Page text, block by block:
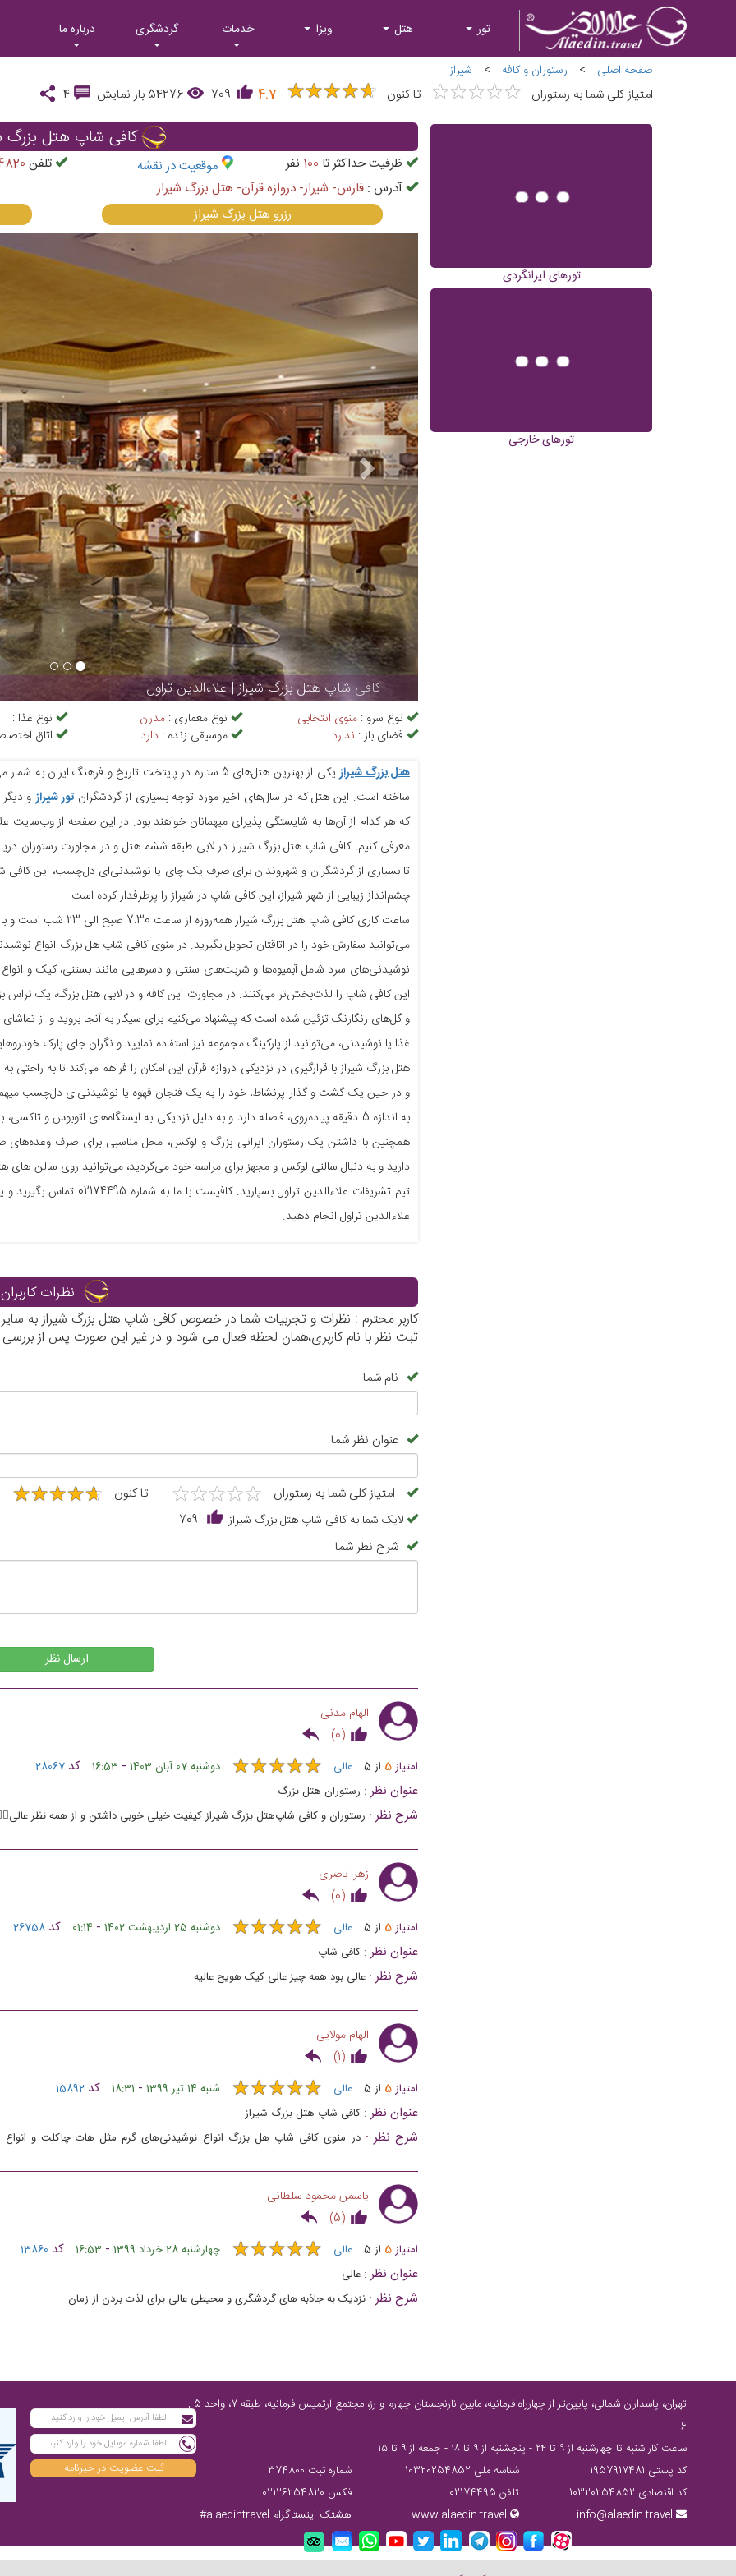
تور هتل ویزا خدمات گردشگری درباره ما
صفحه اصلی > رستوران و کافه > شیراز
امتیاز کلی شما به رستوران ★★★★★
★★★★★ تا کنون ★★★★★
★★★★★
4.7
709
54276بار نمایش 4
تورهای ایرانگردی
تورهای خارجی
کافی شاپ هتل بزرگ
ظرفیت حداکثر تا 100 نفر موقعیت در نقشه تلفن
آدرس : فارس- شيراز- دروازه قرآن- هتل بزرگ شيراز
رزرو هتل بزرگ شیراز
کافی شاپ هتل بزرگ شیراز | علاءالدین تراول
نوع سرو : منوی انتخابی نوع معماری : مدرن
نوع غذا :
فضای باز : ندارد موسیقی زنده : دارد
اتاق
هتل بزرگ شیراز
یکی از بهترین هتل‌های 5 ستاره در پایتخت تاریخ و
ساخته است. این هتل که در سال‌های اخیر مورد توجه بسیاری از گردشگران تور شیرازو دیگر
که هر کدام از آن‌ها به شایستگی پذیرای میهمانان خواهند بود. در این صفحه از وب‌سایت
معرفی کنیم. کافی شاپ هتل بزرگ شیراز در لابی طبقه ششم هتل و در مجاورت رستوران
تا بسیاری از گردشگران و شهروندان برای صرف یک چای یا نوشیدنی‌ای دل‌چسب، این کافی
چشم‌انداز زیبایی از شهر شیراز، این کافی شاپ در شیراز را پرطرفدار کرده است.
می‌توانید سفارش خود را در اتاقتان تحویل بگیرید. در منوی کافی شاپ هل بزرگ انواع
نوشیدنی‌های سرد شامل آبمیوه‌ها و شربت‌های سنتی و دسرهایی مانند بستنی، کیک و
این کافی شاپ را لذت‌بخش‌تر می‌کنند. در مجاورت این کافه و در لابی هتل بزرگ، یک تراس
و گل‌های رنگارنگ تزئین شده است که پیشنهاد می‌کنیم برای سیگار به آنجا بروید و از
غذا یا نوشیدنی، می‌توانید از پارکینگ مجموعه نیز استفاده نمایید و نگران جای پارک
هتل بزرگ شیراز با قرارگیری در نزدیکی دروازه قرآن این امکان را فراهم می‌کند تا به
و در حین یک گشت و گذار پرنشاط، خود را به یک فنجان قهوه یا نوشیدنی‌ای دل‌چسب
به اندازه 5 دقیقه پیاده‌روی، فاصله دارد و به دلیل نزدیکی به ایستگاه‌های اتوبوس
همچنین با داشتن یک رستوران ایرانی بزرگ و لوکس، محل مناسبی برای صرف وعده‌های
دارید و به دنبال سالنی لوکس و مجهز برای مراسم خود می‌گردید، می‌توانید روی سالن های
تیم تشریفات علاءالدین
علاءالدین تراول انجام دهید.
نظرات کاربران
کاربر محترم : نظرات و تجربیات شما در خصوص کافی شاپ هتل بزرگ شیراز به
ثبت نظر با نام کاربری،همان لحظه فعال می شود و در غیر این صورت پس از
نام شما
عنوان نظر شما
امتیاز کلی شما به رستوران ★★★★★
★★★★★ تا کنون ★★★★★
★★★★★
لایک شما به کافی شاپ هتل بزرگ شیراز 709
شرح نظر شما
ارسال نظر
الهام مدنی
(
0
)
امتیاز5 از 5 عالی ★★★★★
★★★★★ دوشنبه 07 آبان 1403 -
16:53 کد 28067
عنوان نظر : رستوران هتل بزرگ
شرح نظر : رستوران و کافی شاپ‌هتل بزرگ شیراز کیفیت خیلی خوبی داشتن و از همه نظر
زهرا باصری
(
0
)
امتیاز5 از 5 عالی ★★★★★
★★★★★ دوشنبه 25 اردیبهشت 1402 -
01:14 کد 26758
عنوان نظر : کافی شاپ‌
شرح نظر : عالی بود همه چیز عالی کیک هویج عالیه
الهام مولایی
(
1
)
امتیاز5 از 5 عالی ★★★★★
★★★★★ شنبه 14 تیر 1399 -
18:31 کد 15892
عنوان نظر : کافی شاپ هتل بزرگ شیراز
شرح نظر : در منوی کافی شاپ هل بزرگ انواع نوشیدنی‌های گرم مثل هات چاکلت و انواع
یاسمن محمود سلطانی
(
5
)
امتیاز5 از 5 عالی ★★★★★
★★★★★ چهارشنبه 28 خرداد 1399 -
16:53 کد 13860
عنوان نظر : عالی
شرح نظر : نزدیک به جاذبه های گردشگری و محیطی عالی برای لذت بردن از زمان
تهران، پاسداران شمالی، پایین‌تر از چهارراه فرمانیه، مابین نارنجستان چهارم و رز، مجتمع آرتمیس فرمانیه، طبقه 7، واحد 5 ,
6
ساعت كار شنبه تا چهارشنبه از ٩ تا ٢٤ - پنجشنبه از ٩ تا ١٨ - جمعه از ٩ تا ١٥
کد پستی 1957917481
شناسه ملی 10320254852
شماره ثبت 374800
کد اقتصادی 10320254852
تلفن 02174495
فکس 02126254820
info@alaedin.travel
www.alaedin.travel هشتک اینستاگرام alaedintravel#
ثبت عضویت در خبرنامه